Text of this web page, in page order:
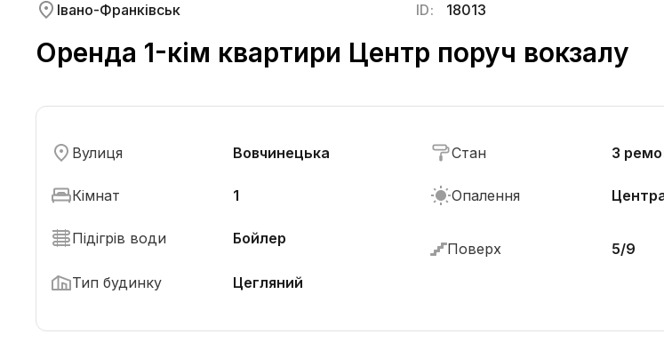
Івано-Франківськ ID: 18013
Оренда 1-кім квартири Центр поруч вокзалу
Вулиця Вовчинецька Стан З
Кімнат 1 Опалення
Підігрів води Бойлер
Поверх
5/9
Тип будинку
Цегляний